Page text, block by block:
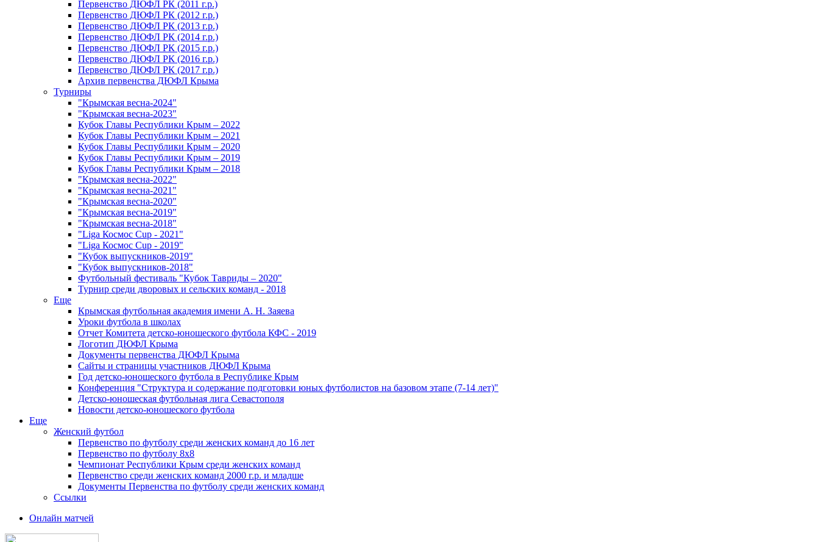
Первенство ДЮФЛ РК (2011 г.р.)
Первенство ДЮФЛ РК (2012 г.р.)
Первенство ДЮФЛ РК (2013 г.р.)
Первенство ДЮФЛ РК (2014 г.р.)
Первенство ДЮФЛ РК (2015 г.р.)
Первенство ДЮФЛ РК (2016 г.р.)
Первенство ДЮФЛ РК (2017 г.р.)
Архив первенства ДЮФЛ Крыма
Турниры
"Крымская весна-2024"
"Крымская весна-2023"
Кубок Главы Республики Крым – 2022
Кубок Главы Республики Крым – 2021
Кубок Главы Республики Крым – 2020
Кубок Главы Республики Крым – 2019
Кубок Главы Республики Крым – 2018
"Крымская весна-2022"
"Крымская весна-2021"
"Крымская весна-2020"
"Крымская весна-2019"
"Крымская весна-2018"
"Liga Космос Cup - 2021"
"Liga Космос Cup - 2019"
"Кубок выпускников-2019"
"Кубок выпускников-2018"
Футбольный фестиваль "Кубок Тавриды – 2020"
Турнир среди дворовых и сельских команд - 2018
Еще
Крымская футбольная академия имени А. Н. Заяева
Уроки футбола в школах
Отчет Комитета детско-юношеского футбола КФС - 2019
Логотип ДЮФЛ Крыма
Документы первенства ДЮФЛ Крыма
Сайты и страницы участников ДЮФЛ Крыма
Год детско-юношеского футбола в Республике Крым
Конференция "Структура и содержание подготовки юных футболистов на базовом этапе (7-14 лет)"
Детско-юношеская футбольная лига Севастополя
Новости детско-юношеского футбола
Еще
Женский футбол
Первенство по футболу среди женских команд до 16 лет
Первенство по футболу 8х8
Чемпионат Республики Крым среди женских команд
Первенство среди женских команд 2000 г.р. и младше
Документы Первенства по футболу среди женских команд
Ссылки
Онлайн матчей